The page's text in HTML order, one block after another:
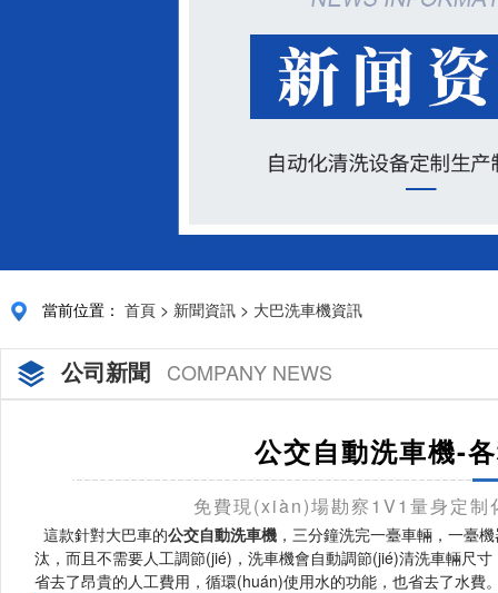
當前位置： 首頁 > 新聞資訊 > 大巴洗車機資訊
公司新聞 COMPANY NEWS
公交自動洗車機-
免費現(xiàn)場勘察1V1量身定制
這款針對大巴車的公交自動洗車機 ，三分鐘洗完一臺車輛，一
汰，而且不需要人工調節(jié)，洗車機會自動調節(jié)清洗車輛尺寸
省去了昂貴的人工費用，循環(huán)使用水的功能，也省去了水費